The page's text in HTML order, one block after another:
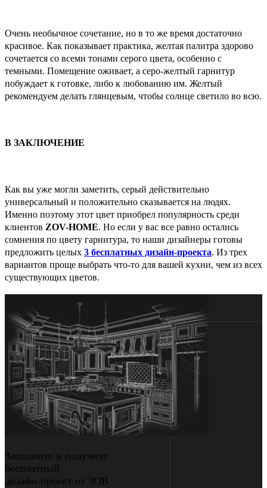
Очень необычное сочетание, но в то же время достаточно
красивое. Как показывает практика, желтая палитра здорово
сочетается со всеми тонами серого цвета, особенно с
темными. Помещение оживает, а серо-желтый гарнитур
побуждает к готовке, либо к любованию им. Желтый
рекомендуем делать глянцевым, чтобы солнце светило во всю.
В ЗАКЛЮЧЕНИЕ
Как вы уже могли заметить, серый действительно
универсальный и положительно сказывается на людях.
Именно поэтому этот цвет приобрел популярность среди
клиентов ZOV-HOME. Но если у вас все равно остались
сомнения по цвету гарнитура, то наши дизайнеры готовы
предложить целых 3 бесплатных дизайн-проекта. Из трех
вариантов проще выбрать что-то для вашей кухни, чем из всех
существующих цветов.
Заполните и получите
бесплатный
дизайн-проект от ЗОВ